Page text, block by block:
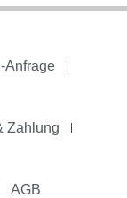
Anfrage
Zahlung
AGB